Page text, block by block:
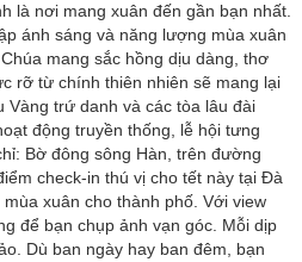
là nơi mang xuân đến gần bạn nhất.
ánh sáng và năng lượng mùa xuân
mang sắc hồng dịu dàng, thơ
rỡ từ chính thiên nhiên sẽ mang lại
Vàng trứ danh và các tòa lâu đài
động truyền thống, lễ hội tưng
Bờ đông sông Hàn, trên đường
check-in thú vị cho tết này tại Đà
xuân cho thành phố. Với view
để bạn chụp ảnh vạn góc. Mỗi dịp
Dù ban ngày hay ban đêm, bạn
xe may phu yen - cho thuê xe máy
cho thuê xe máy phú yên - Cho
xe máy ở tại Tuy Hòa Phú Yên